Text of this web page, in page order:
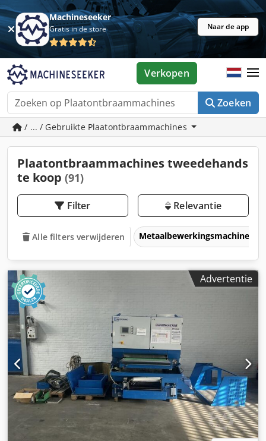
Machineseeker
Gratis in de store Naar de app
Zoeken
Verkopen
/ ... / Gebruikte Plaatontbraammachines
Plaatontbraammachines tweedehands
te koop (91)
Filter Relevantie
Alle filters verwijderen Metaalbewerkingsmachines
Advertentie